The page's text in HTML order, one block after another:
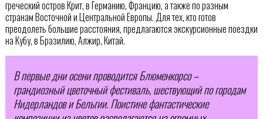
греческий остров Крит, в Германию, Францию, а также по разным
странам Восточной и Центральной Европы. Для тех, кто готов
преодолеть большие расстояния, предлагаются экскурсионные поездки
на Кубу, в Бразилию, Алжир, Китай.
В первые дни осени проводится Блюменкорсо –
грандиозный цветочный фестиваль, шествующий по городам
Нидерландов и Бельгии. Поистине фантастические